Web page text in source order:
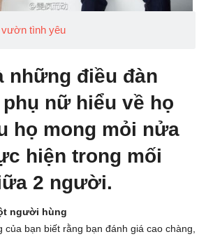
vườn tình yêu
những điều đàn
nữ hiểu về họ
họ mong mỏi nửa
hiện trong mối
2 người.
người hùng
của bạn biết rằng bạn đánh giá cao chàng,